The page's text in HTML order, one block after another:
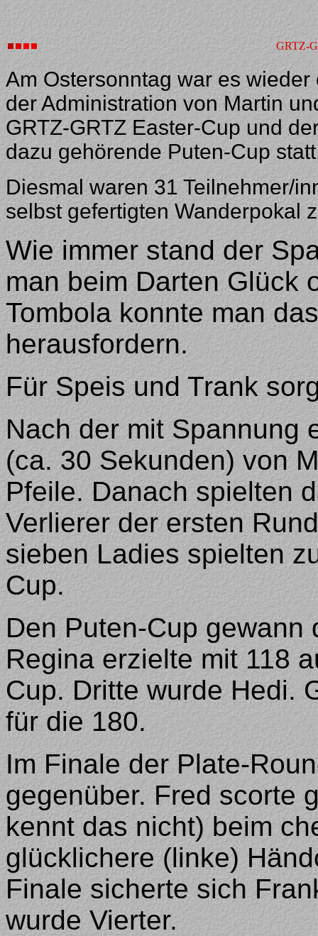
GRTZ-
Am Ostersonntag war es
der Administration von Martin
GRTZ-GRTZ Easter-Cup und
dazu gehörende Puten-Cup
Diesmal waren 31 Teilnehmer/
selbst gefertigten Wanderpokal
Wie immer stand der
man beim Darten Glück
Tombola konnte man
herausfordern.
Für Speis und Trank
Nach der mit Spannung
(ca. 30 Sekunden) von
Pfeile. Danach spielten
Verlierer der ersten
sieben Ladies spielten
Cup.
Den Puten-Cup
Regina erzielte mit 118
Cup. Dritte wurde Hedi.
für die 180.
Im Finale der Plate-
gegenüber. Fred scorte
kennt das nicht) beim
glücklichere (linke)
Finale sicherte sich
wurde Vierter.